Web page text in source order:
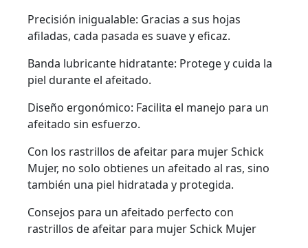
Precisión inigualable: Gracias a sus hojas
afiladas, cada pasada es suave y eficaz.
Banda lubricante hidratante: Protege y cuida la
piel durante el afeitado.
Diseño ergonómico: Facilita el manejo para un
afeitado sin esfuerzo.
Con los rastrillos de afeitar para mujer Schick
Mujer, no solo obtienes un afeitado al ras, sino
también una piel hidratada y protegida.
Consejos para un afeitado perfecto con
rastrillos de afeitar para mujer Schick Mujer